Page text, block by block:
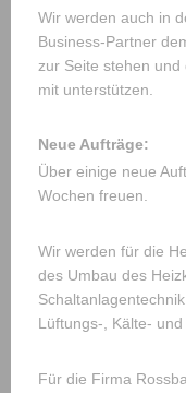
Wir werden auch in
Business-Partner
zur Seite stehen und
mit unterstützen.
Neue Aufträge:
Über einige neue
Wochen freuen.
Wir werden für die
des Umbau des
Lüftungs-, Kälte-
Für die Firma